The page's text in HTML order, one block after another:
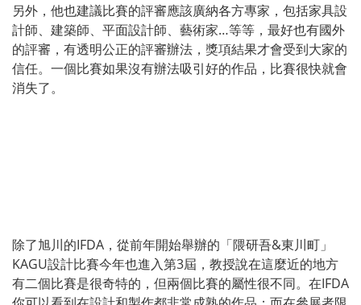
另外，他也建議比賽的評審應該廣納各方專家，包括家具設
計師、建築師、平面設計師、藝術家…等等，最好也有國外
的評審，有透明公正的評審辦法，獎項結果才會受到大家的
信任。一個比賽如果沒有辦法吸引好的作品，比賽很快就會
消失了。
除了旭川的IFDA，從前年開始舉辦的「隈研吾&東川町」
KAGU設計比賽今年也進入第3屆，教授說在這麼近的地方
有二個比賽是很奇特的，但兩個比賽的屬性很不同。在IFDA